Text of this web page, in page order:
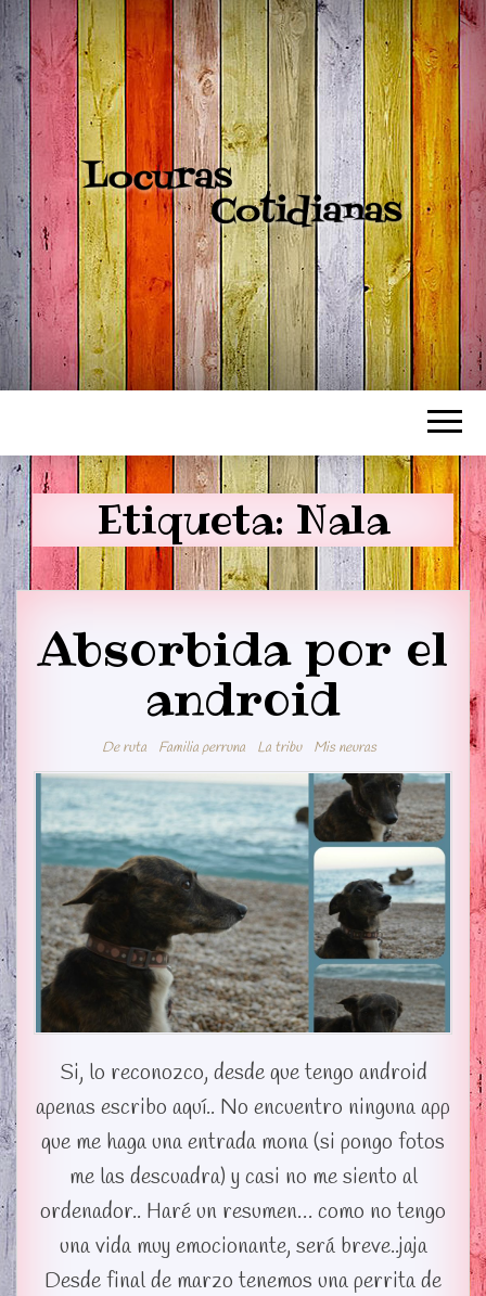
LOCURAS
COTIDIANAS
Etiqueta: Nala
Absorbida por el
android
De ruta Familia perruna La tribu Mis neuras
Si, lo reconozco, desde que tengo android
apenas escribo aquí.. No encuentro ninguna app
que me haga una entrada mona (si pongo fotos
me las descuadra) y casi no me siento al
ordenador.. Haré un resumen… como no tengo
una vida muy emocionante, será breve..jaja
Desde final de marzo tenemos una perrita de